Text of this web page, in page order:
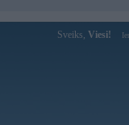
Sveiks, Viesi!